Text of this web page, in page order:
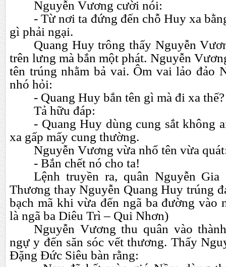
Nguyễn Vương cười nói:
- Từ nơi ta đứng đến chỗ Huy xa
gì phải ngại.
Quang Huy trông thấy Nguyễn
trên lưng mà bắn một phát. Nguyễn
tên trúng nhằm bả vai. Ôm vai lảo đảo
nhó hỏi:
- Quang Huy bắn tên gì mà đi xa thế?
Tả hữu đáp:
- Quang Huy dùng cung sắt không
xa gấp mấy cung thường.
Nguyễn Vương vừa nhổ tên vừa
- Bắn chết nó cho ta!
Lệnh truyền ra, quân Nguyễn
Thương thay Nguyễn Quang Huy trúng
bạch mã khi vừa đến ngã ba đường
là ngã ba Diêu Trì – Qui Nhơn)
Nguyễn Vương thu quân vào
ngự y đến săn sóc vết thương. Thấy
Đặng Đức Siêu bàn rằng: